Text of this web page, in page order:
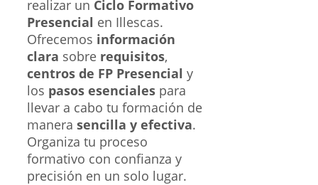
realizar un Ciclo Formativo
Presencial en Illescas.
Ofrecemos información
clara sobre requisitos,
centros de FP Presencial y
los pasos esenciales para
llevar a cabo tu formación de
manera sencilla y efectiva.
Organiza tu proceso
formativo con confianza y
precisión en un solo lugar.